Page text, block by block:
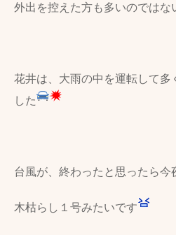
外出を控えた方も多いのではな
花井は、大雨の中を運転して多
した
台風が、終わったと思ったら今
木枯らし１号みたいです